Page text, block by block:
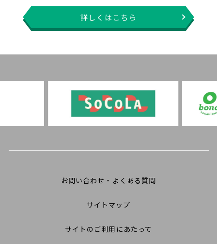
詳しくはこちら
お問い合わせ・よくある質問
サイトマップ
サイトのご利用にあたって